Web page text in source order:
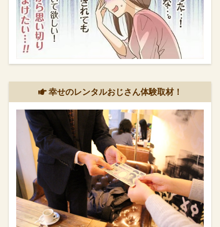
幸せのレンタルおじさん体験取材！